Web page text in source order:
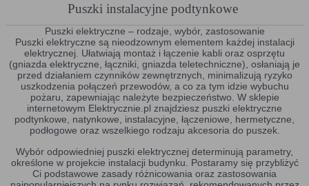
Puszki instalacyjne podtynkowe
Puszki elektryczne – rodzaje, wybór, zastosowanie
Puszki elektryczne są nieodzownym elementem każdej instalacji
elektrycznej. Ułatwiają montaż i łączenie kabli oraz osprzętu
(gniazda elektryczne, łączniki, gniazda teletechniczne), osłaniają je
przed działaniem czynników zewnętrznych, minimalizują ryzyko
uszkodzenia połączeń przewodów, a co za tym idzie wybuchu
pożaru, zapewniając należyte bezpieczeństwo. W sklepie
internetowym Elektrycznie.pl znajdziesz puszki elektryczne
podtynkowe, natynkowe, instalacyjne, łączeniowe, hermetyczne,
podłogowe oraz wszelkiego rodzaju akcesoria do puszek.
Wybór odpowiedniej puszki elektrycznej determinują parametry,
określone w projekcie instalacji budynku. Postaramy się przybliżyć
Ci podstawowe zasady różnicowania oraz zastosowania